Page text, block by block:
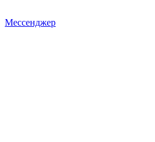
Мессенджер